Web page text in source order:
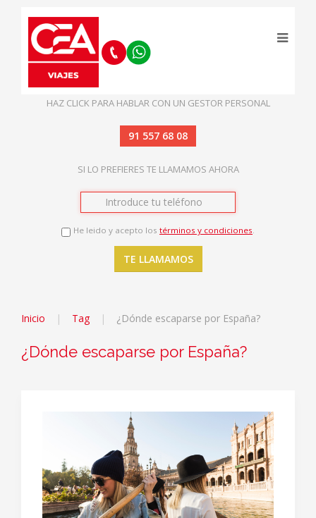
HAZ CLICK PARA HABLAR CON UN GESTOR PERSONAL
91 557 68 08
SI LO PREFIERES TE LLAMAMOS AHORA
He leido y acepto los términos y condiciones.
Inicio Tag ¿Dónde escaparse por España?
¿Dónde escaparse por España?